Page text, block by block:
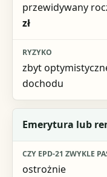
przewidywany
zł
zbyt
dochodu
Emerytura lub
ostrożnie